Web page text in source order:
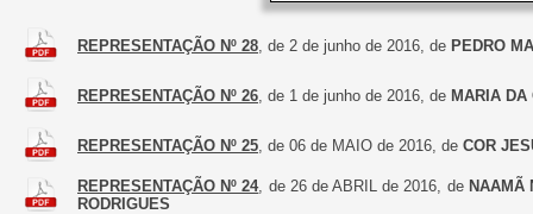
REPRESENTAÇÃO Nº 28, de 2 de junho de 2016, de PEDRO
REPRESENTAÇÃO Nº 26, de 1 de junho de 2016, de MARIA DA
REPRESENTAÇÃO Nº 25, de 06 de MAIO de 2016, de COR
REPRESENTAÇÃO Nº 24, de 26 de ABRIL de 2016, de NAAMÃ
RODRIGUES